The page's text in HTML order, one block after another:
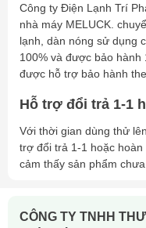
Công ty Điện Lạnh Trí
nhà máy MELUCK.
lạnh, dàn nóng sử dụng
100% và được bảo hành
được hỗ trợ bảo hành
Hỗ trợ đổi trả 1-1
Với thời gian dùng thử
trợ đổi trả 1-1 hoặc
cảm thấy sản phẩm
CÔNG TY TNHH